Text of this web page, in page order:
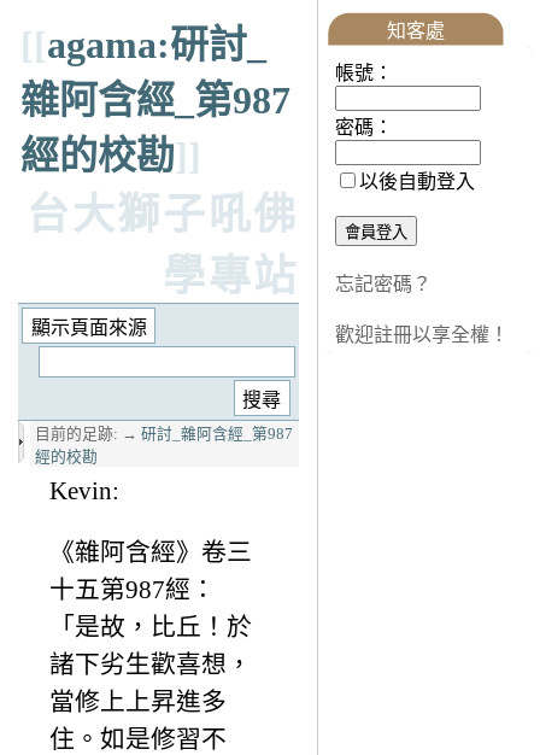
[[agama:研討_
雜阿含經_第987
經的校勘]]
台大獅子吼佛
學專站
目前的足跡: → 研討_雜阿含經_第987
經的校勘
Kevin:
《雜阿含經》卷三
十五第987經：
「是故，比丘！於
諸下劣生歡喜想，
當修上上昇進多
住。如是修習不
知客處
帳號：
密碼：
以後自動登入
忘記密碼？
歡迎註冊以享全權！